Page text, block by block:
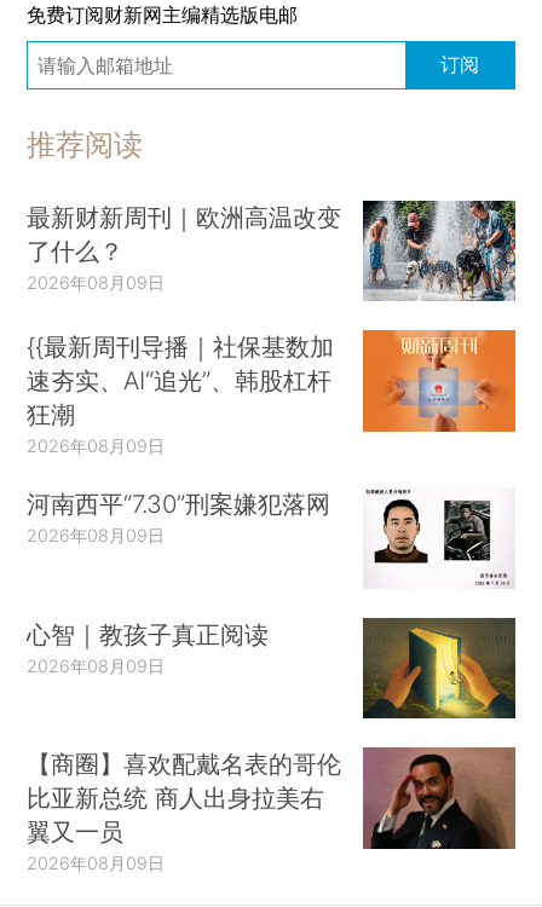
免费订阅财新网主编精选版电邮
订阅
推荐阅读
最新财新周刊｜欧洲高温改变
了什么？
2026年08月09日
{{最新周刊导播｜社保基数加
速夯实、AI“追光”、韩股杠杆
狂潮
2026年08月09日
河南西平“7.30”刑案嫌犯落网
2026年08月09日
心智｜教孩子真正阅读
2026年08月09日
【商圈】喜欢配戴名表的哥伦
比亚新总统 商人出身拉美右
翼又一员
2026年08月09日